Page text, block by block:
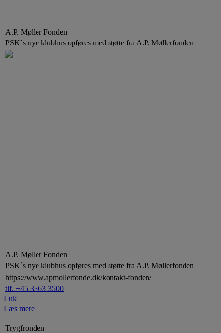
A.P. Møller Fonden
PSK´s nye klubhus opføres med støtte fra A.P. Møllerfonden
A.P. Møller Fonden
PSK´s nye klubhus opføres med støtte fra A.P. Møllerfonden
https://www.apmollerfonde.dk/kontakt-fonden/
tlf. +45 3363 3500
Luk
Læs mere
Trygfronden